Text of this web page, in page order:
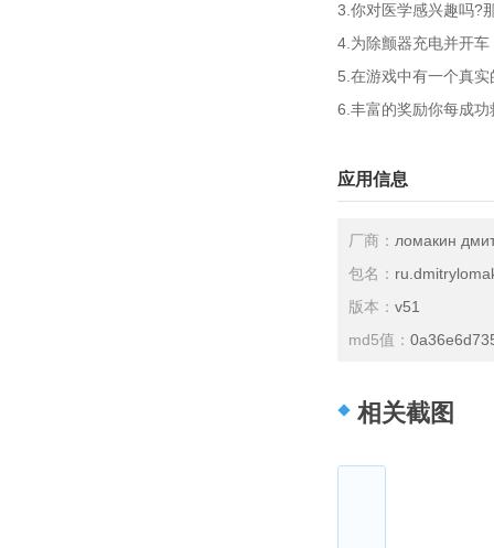
3.你对医学感兴趣吗?
4.为除颤器充电并开
5.在游戏中有一个真
6.丰富的奖励你每成
应用信息
厂商： ломакин
包名：
版本： v51
md5值：
相关截图